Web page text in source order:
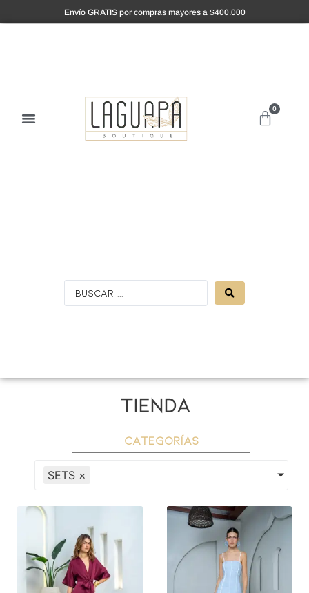
Envío GRATIS por compras mayores a $400.000
0
tienda
categorías
SETS ×